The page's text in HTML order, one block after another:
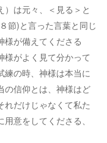
）は元々、＜見る＞と
節)と言った言葉と同じ
様が備えてくださる
様がよく見て分かって
練の時、神様は本当に
の信仰とは、神様はど
れだけじゃなくて私た
意をしてくださる、